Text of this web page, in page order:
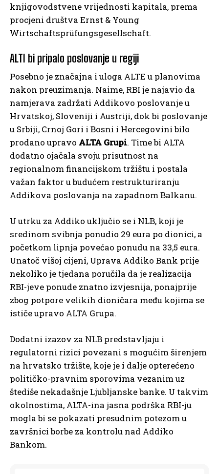
knjigovodstvene vrijednosti kapitala, prema
procjeni društva Ernst & Young
Wirtschaftsprüfungsgesellschaft.
ALTI bi pripalo poslovanje u regiji
Posebno je značajna i uloga ALTE u planovima
nakon preuzimanja. Naime, RBI je najavio da
namjerava zadržati Addikovo poslovanje u
Hrvatskoj, Sloveniji i Austriji, dok bi poslovanje
u Srbiji, Crnoj Gori i Bosni i Hercegovini bilo
prodano upravo ALTA Grupi. Time bi ALTA
dodatno ojačala svoju prisutnost na
regionalnom financijskom tržištu i postala
važan faktor u budućem restrukturiranju
Addikova poslovanja na zapadnom Balkanu.
U utrku za Addiko uključio se i NLB, koji je
sredinom svibnja ponudio 29 eura po dionici, a
početkom lipnja povećao ponudu na 33,5 eura.
Unatoč višoj cijeni, Uprava Addiko Bank prije
nekoliko je tjedana poručila da je realizacija
RBI-jeve ponude znatno izvjesnija, ponajprije
zbog potpore velikih dioničara među kojima se
ističe upravo ALTA Grupa.
Dodatni izazov za NLB predstavljaju i
regulatorni rizici povezani s mogućim širenjem
na hrvatsko tržište, koje je i dalje opterećeno
političko-pravnim sporovima vezanim uz
štediše nekadašnje Ljubljanske banke. U takvim
okolnostima, ALTA-ina jasna podrška RBI-ju
mogla bi se pokazati presudnim potezom u
završnici borbe za kontrolu nad Addiko
Bankom.